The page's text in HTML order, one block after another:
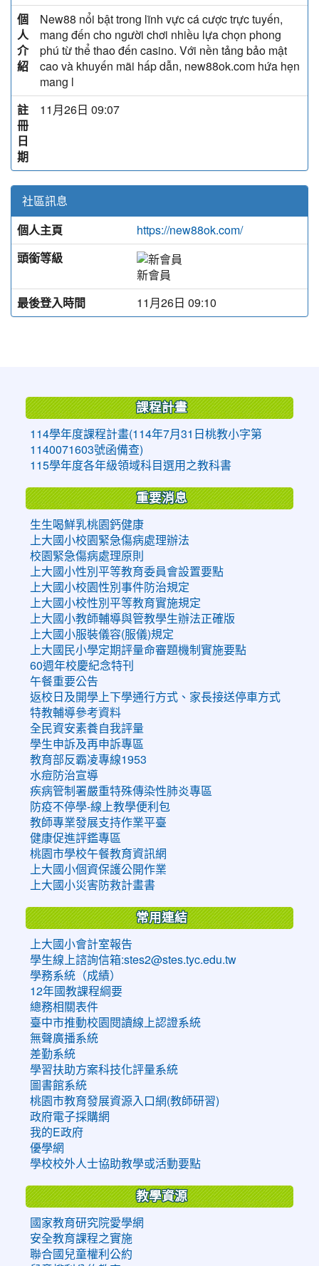
個
人
介
紹
New88 nổi bật trong lĩnh vực cá cược trực tuyến,
mang đến cho người chơi nhiều lựa chọn phong
phú từ thể thao đến casino. Với nền tảng bảo mật
cao và khuyến mãi hấp dẫn, new88ok.com hứa hẹn
mang l
註
冊
日
期
11月26日 09:07
社區訊息
個人主頁
https://new88ok.com/
頭銜等級
新會員
最後登入時間
11月26日 09:10
課程計畫
114學年度課程計畫(114年7月31日桃教小字第
1140071603號函備查)
115學年度各年級領域科目選用之教科書
重要消息
生生喝鮮乳桃園鈣健康
上大國小校園緊急傷病處理辦法
校園緊急傷病處理原則
上大國小性別平等教育委員會設置要點
上大國小校園性別事件防治規定
上大國小校性別平等教育實施規定
上大國小教師輔導與管教學生辦法正確版
上大國小服裝儀容(服儀)規定
上大國民小學定期評量命審題機制實施要點
60週年校慶紀念特刊
午餐重要公告
返校日及開學上下學通行方式、家長接送停車方式
特教輔導參考資料
全民資安素養自我評量
學生申訴及再申訴專區
教育部反霸凌專線1953
水痘防治宣導
疾病管制署嚴重特殊傳染性肺炎專區
防疫不停學-線上教學便利包
教師專業發展支持作業平臺
健康促進評鑑專區
桃園市學校午餐教育資訊網
上大國小個資保護公開作業
上大國小災害防救計畫書
常用連結
上大國小會計室報告
學生線上諮詢信箱:stes2@stes.tyc.edu.tw
學務系統（成績）
12年國教課程綱要
總務相關表件
臺中市推動校園閱讀線上認證系統
無聲廣播系統
差勤系統
學習扶助方案科技化評量系統
圖書館系統
桃園市教育發展資源入口網(教師研習)
政府電子採購網
我的E政府
優學網
學校校外人士協助教學或活動要點
教學資源
國家教育研究院愛學網
安全教育課程之實施
聯合國兒童權利公約